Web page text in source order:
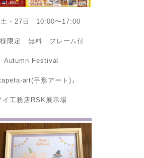
・27日 10:00〜17:00
様限定 無料 フレーム付
Autumn Festival
art(手形アート)』
イ工務店RSK展示場